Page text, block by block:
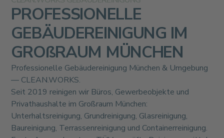
PROFESSIONELLE
GEBÄUDEREINIGUNG IM
GROßRAUM MÜNCHEN
Professionelle Gebäudereinigung München & Umgebung
— CLEAN.WORKS.
Seit 2019 reinigen wir Büros, Gewerbeobjekte und
Privathaushalte im Großraum München:
Unterhaltsreinigung, Grundreinigung, Glasreinigung,
Baureinigung, Terrassenreinigung und Containerreinigung.